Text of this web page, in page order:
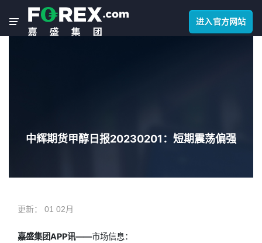
进入官方网站
中辉期货甲醇日报20230201：短期震荡偏强
更新： 01 02月
嘉盛集团APP讯——市场信息：